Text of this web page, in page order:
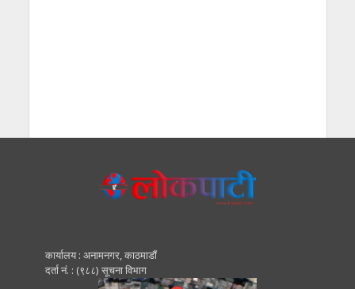
कार्यालय : अनामनगर, काठमाडाैं
दर्ता नं. : (९८८) सूचना विभाग